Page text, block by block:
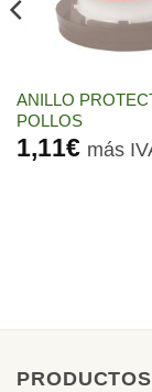
ANILLO
POLLOS
1,11€ más